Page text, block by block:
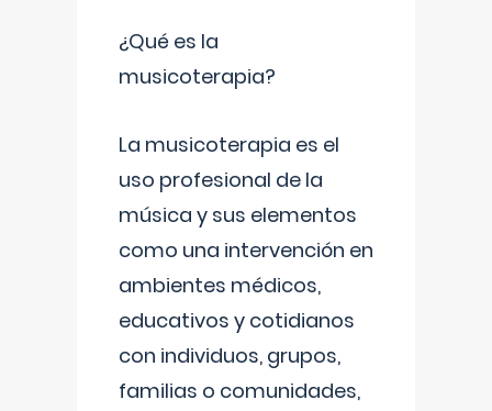
¿Qué es la
musicoterapia?
La musicoterapia es el
uso profesional de la
música y sus elementos
como una intervención en
ambientes médicos,
educativos y cotidianos
con individuos, grupos,
familias o comunidades,